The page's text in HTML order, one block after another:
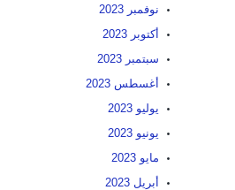
نوفمبر 2023
أكتوبر 2023
سبتمبر 2023
أغسطس 2023
يوليو 2023
يونيو 2023
مايو 2023
أبريل 2023